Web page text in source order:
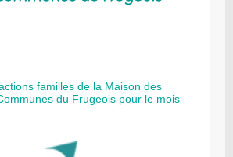
familles de la Maison des
du Frugeois pour le mois